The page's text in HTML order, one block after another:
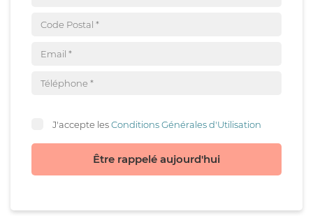
J'accepte lesConditions Générales d'Utilisation
Être rappelé aujourd'hui